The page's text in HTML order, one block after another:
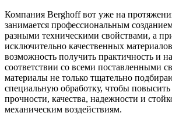
Компания Berghoff вот уже на
занимается профессиональным
разными техническими свойствами, а
исключительно качественных
возможность получить практичность и
соответствии со всеми поставленными
материалы не только тщательно
специальную обработку, чтобы
прочности, качества, надежности и
механическим воздействиям.